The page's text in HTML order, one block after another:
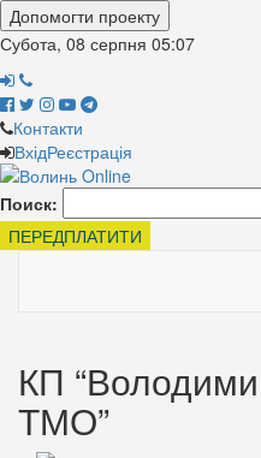
Допомогти проекту
Субота, 08 серпня 05:07
Контакти
ВхідРеєстрація
Поиск:
ПЕРЕДПЛАТИТИ
КП
ТМО”